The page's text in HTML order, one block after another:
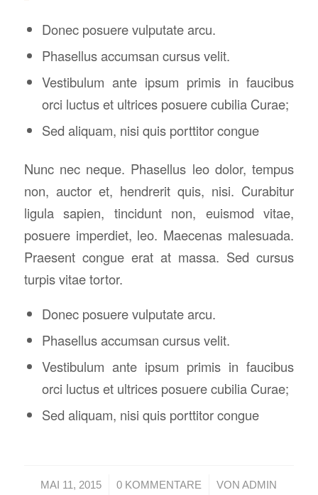
Donec posuere vulputate arcu.
Phasellus accumsan cursus velit.
Vestibulum ante ipsum primis in faucibus
orci luctus et ultrices posuere cubilia Curae;
Sed aliquam, nisi quis porttitor congue
Nunc nec neque. Phasellus leo dolor, tempus
non, auctor et, hendrerit quis, nisi. Curabitur
ligula sapien, tincidunt non, euismod vitae,
posuere imperdiet, leo. Maecenas malesuada.
Praesent congue erat at massa. Sed cursus
turpis vitae tortor.
Donec posuere vulputate arcu.
Phasellus accumsan cursus velit.
Vestibulum ante ipsum primis in faucibus
orci luctus et ultrices posuere cubilia Curae;
Sed aliquam, nisi quis porttitor congue
MAI 11, 2015
/ 0 KOMMENTARE
/ VONADMIN